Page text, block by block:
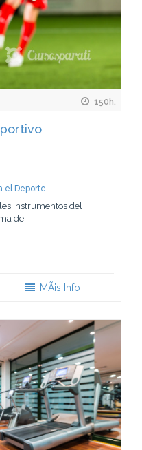
150h.
el Deporte
instrumentos del
de...
MÃ¡s Info